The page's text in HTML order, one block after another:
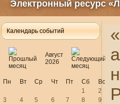
Электронный ресурс
Календарь событий
Август
2026
Пн Вт Ср Чт Пт Сб
Вс
1
2
3
4 5 6 7 8
9